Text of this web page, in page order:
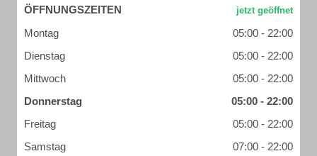
ÖFFNUNGSZEITEN
Montag
05:00 - 22:00
Dienstag
05:00 - 22:00
Mittwoch
05:00 - 22:00
Donnerstag
05:00 - 22:00
Freitag
05:00 - 22:00
Samstag
07:00 - 22:00